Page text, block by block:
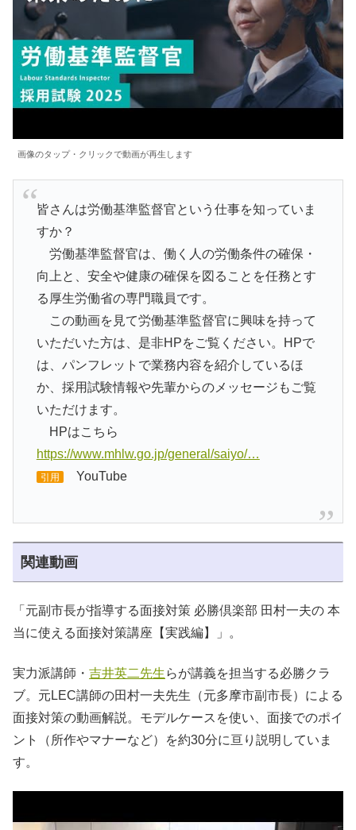
画像のタップ・クリックで動画が再生します
皆さんは労働基準監督官という仕事を知っていま
すか？
労働基準監督官は、働く人の労働条件の確保・
向上と、安全や健康の確保を図ることを任務とす
る厚生労働省の専門職員です。
この動画を見て労働基準監督官に興味を持って
いただいた方は、是非HPをご覧ください。HPで
は、パンフレットで業務内容を紹介しているほ
か、採用試験情報や先輩からのメッセージもご覧
いただけます。
HPはこちら
https://www.mhlw.go.jp/general/saiyo/…
引用 YouTube
関連動画
「元副市長が指導する面接対策 必勝倶楽部 田村一夫の 本
当に使える面接対策講座【実践編】」。
実力派講師・ 吉井英二先生らが講義を担当する必勝クラ
ブ。元LEC講師の田村一夫先生（元多摩市副市長）による
面接対策の動画解説。モデルケースを使い、面接でのポイ
ント（所作やマナーなど）を約30分に亘り説明していま
す。